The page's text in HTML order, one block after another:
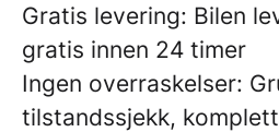
Gratis levering: Bilen
gratis innen 24 timer
Ingen overraskelser:
tilstandssjekk,